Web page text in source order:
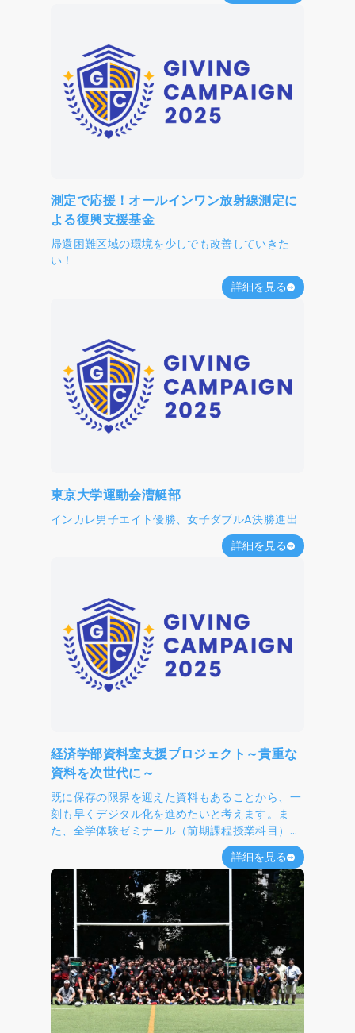
測定で応援！オールインワン放射線測定に
よる復興支援基金
帰還困難区域の環境を少しでも改善していきた
い！
詳細を見る
東京大学運動会漕艇部
インカレ男子エイト優勝、女子ダブルA決勝進出
詳細を見る
経済学部資料室支援プロジェクト～貴重な
資料を次世代に～
既に保存の限界を迎えた資料もあることから、一
刻も早くデジタル化を進めたいと考えます。ま
た、全学体験ゼミナール（前期課程授業科目）や
公開講演会などアーキビストの社会的役割をなる
べくたくさんの方々に知ってもらう活動をさらに
展開しようと考えております。
詳細を見る